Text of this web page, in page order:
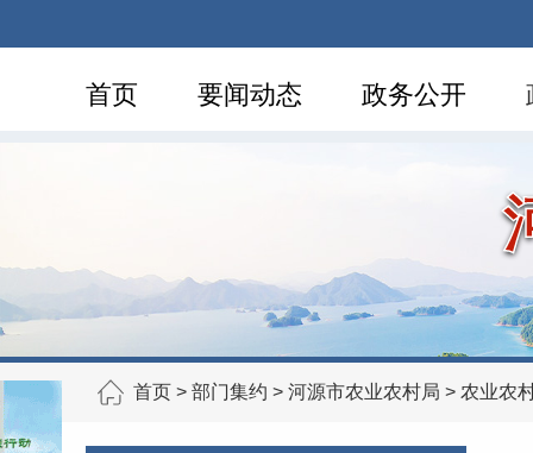
首页 要闻动态 政务公开
首页 > 部门集约 > 河源市农业农村局 > 农业农